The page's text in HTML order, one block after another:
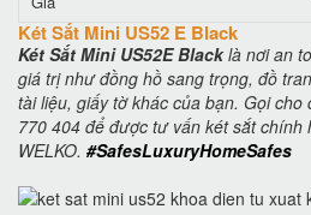
Két Sắt Mini US52 E Black
Két Sắt Mini US52E Blacklà nơi an
giá trị như đồng hồ sang trọng, đồ
tài liệu, giấy tờ khác của bạn. Gọi
770 404 để được tư vấn két sắt chính
WELKO. #SafesLuxuryHomeSafes